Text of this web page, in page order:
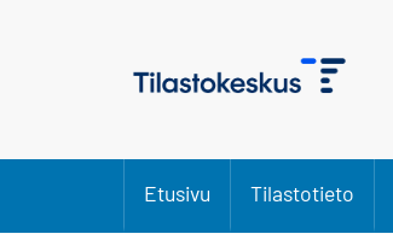
Etusivu Tilastotieto